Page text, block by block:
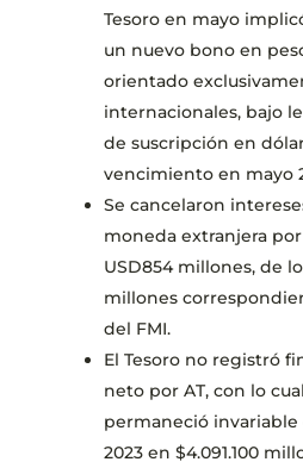
Tesoro en mayo
un nuevo bono en
orientado
internacionales, bajo
de suscripción en
vencimiento en mayo
Se cancelaron
moneda extranjera
USD854 millones, de
millones
del FMI.
El Tesoro no registró
neto por AT, con lo
permaneció invariable
2023 en $4.091.100